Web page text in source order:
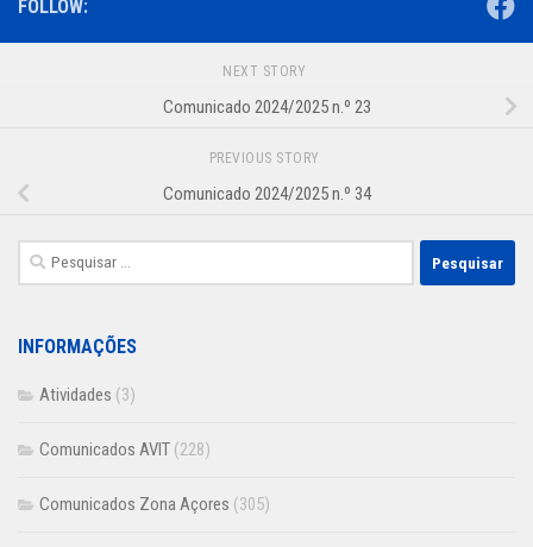
FOLLOW:
NEXT STORY
Comunicado 2024/2025 n.º 23
PREVIOUS STORY
Comunicado 2024/2025 n.º 34
Pesquisar
por:
INFORMAÇÕES
Atividades (3)
Comunicados AVIT (228)
Comunicados Zona Açores (305)